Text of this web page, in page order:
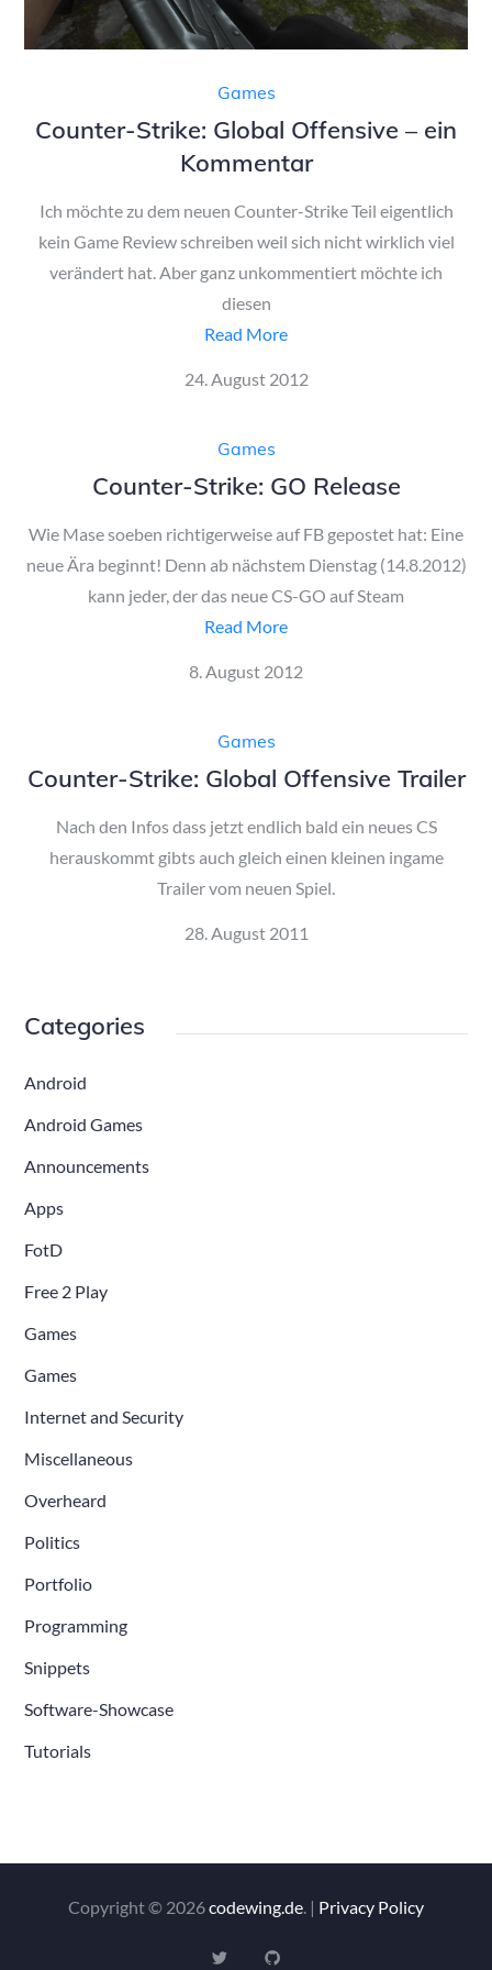
Games
Counter-Strike: Global Offensive – ein
Kommentar
Ich möchte zu dem neuen Counter-Strike Teil eigentlich
kein Game Review schreiben weil sich nicht wirklich viel
verändert hat. Aber ganz unkommentiert möchte ich
diesen
Read More
Posted
24. August 2012
Games
Counter-Strike: GO Release
Wie Mase soeben richtigerweise auf FB gepostet hat: Eine
neue Ära beginnt! Denn ab nächstem Dienstag (14.8.2012)
kann jeder, der das neue CS-GO auf Steam
Read More
Posted
8. August 2012
Games
Counter-Strike: Global Offensive Trailer
Nach den Infos dass jetzt endlich bald ein neues CS
herauskommt gibts auch gleich einen kleinen ingame
Trailer vom neuen Spiel.
Posted
28. August 2011
Categories
Android
Android Games
Announcements
Apps
FotD
Free 2 Play
Games
Games
Internet and Security
Miscellaneous
Overheard
Politics
Portfolio
Programming
Snippets
Software-Showcase
Tutorials
Copyright © 2026codewing.de. | Privacy Policy